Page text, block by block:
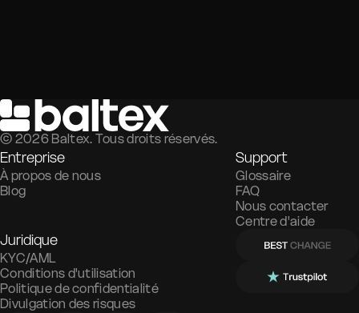
© 2026 Baltex. Tous droits réservés.
Entreprise
À propos de nous
Blog
Support
Glossaire
FAQ
Nous contacter
Centre d'aide
Juridique
KYC/AML
Conditions d'utilisation
Politique de confidentialité
Divulgation des risques